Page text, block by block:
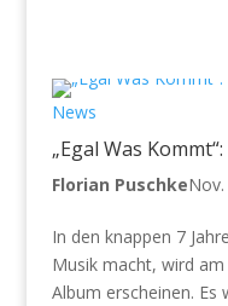
News
„Egal Was
Florian Puschke
In den knappen 7
Musik macht, wird
Album erscheinen. Es